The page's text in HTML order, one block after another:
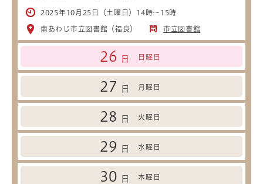
2025年10月25日（土曜日）14時～15時
南あわじ市立図書館（福良） 市立図書館
26 日 日曜日
27 日 月曜日
28 日 火曜日
29 日 水曜日
30 日 木曜日